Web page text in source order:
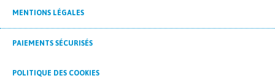
MENTIONS LÉGALES
PAIEMENTS SÉCURISÉS
POLITIQUE DES COOKIES